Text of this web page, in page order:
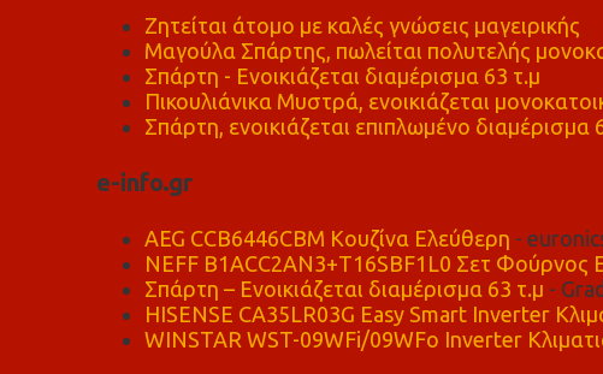
Ζητείται άτομο με καλές γνώσεις μαγειρικής
Μαγούλα Σπάρτης, πωλείται πολυτελής
Σπάρτη - Ενοικιάζεται διαμέρισμα 63 τ.μ
Πικουλιάνικα Μυστρά, ενοικιάζεται
Σπάρτη, ενοικιάζεται επιπλωμένο διαμέρισμα
e-info.gr
AEG CCB6446CBM Κουζίνα Ελεύθερη -
NEFF B1ACC2AN3+T16SBF1L0 Σετ Φούρνος
Σπάρτη – Ενοικιάζεται διαμέρισμα 63 τ.μ -
HISENSE CA35LR03G Easy Smart Inverter
WINSTAR WST-09WFi/09WFo Inverter